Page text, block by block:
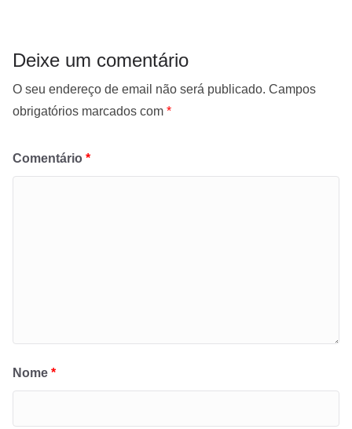
Deixe um comentário
O seu endereço de email não será publicado. Campos
obrigatórios marcados com *
Comentário *
Nome *